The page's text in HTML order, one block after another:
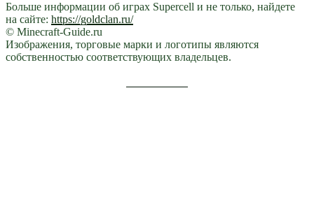
Больше информации об играх Supercell и не только, найдете
на сайте: https://goldclan.ru/
© Minecraft-Guide.ru
Изображения, торговые марки и логотипы являются
собственностью соответствующих владельцев.